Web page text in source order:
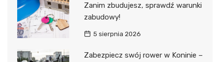
Zanim zbudujesz, sprawdź warunki
zabudowy!
5 sierpnia 2026
Zabezpiecz swój rower w Koninie –